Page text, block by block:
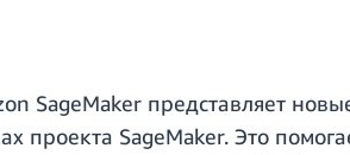
SageMaker представляет
проекта SageMaker. Это